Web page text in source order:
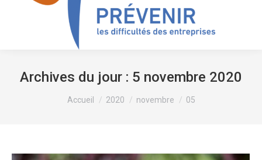
Archives du jour : 5 novembre 2020
Vous êtes ici :
Accueil 2020 novembre 05